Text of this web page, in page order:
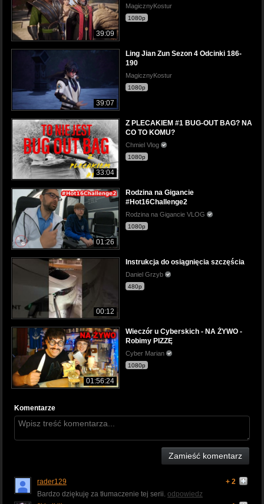
39:09
MagicznyKostur
1080p
39:07
Ling Jian Zun Sezon 4 Odcinki 186-
190
MagicznyKostur
1080p
33:04
Z PLECAKIEM #1 BUG-OUT BAG? NA
CO TO KOMU?
Chmiel Vlog
1080p
01:26
Rodzina na Gigancie
#Hot16Challenge2
Rodzina na Gigancie VLOG
1080p
00:12
Instrukcja do osiągnięcia szczęścia
Daniel Grzyb
480p
01:56:24
Wieczór u Cyberskich - NA ŻYWO -
Robimy PIZZĘ
Cyber Marian
1080p
Komentarze
Zamieść komentarz
rader129
+ 2
Bardzo dziękuję za tłumaczenie tej serii. odpowiedz